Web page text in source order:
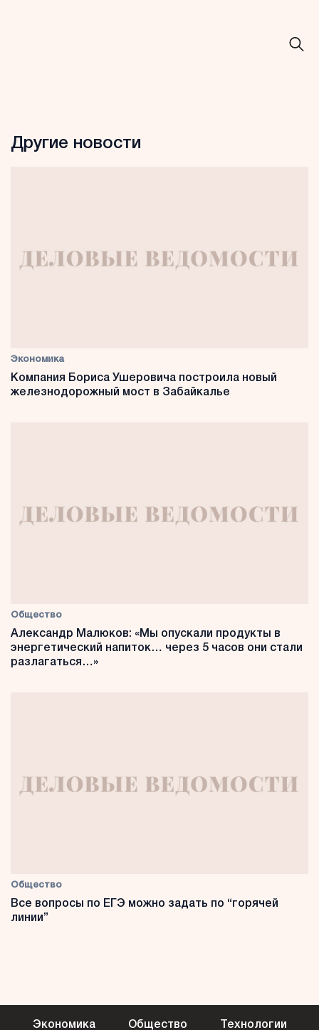
Другие новости
Экономика
Компания Бориса Ушеровича построила новый
железнодорожный мост в Забайкалье
Общество
Александр Малюков: «Мы опускали продукты в
энергетический напиток… через 5 часов они стали
разлагаться…»
Общество
Все вопросы по ЕГЭ можно задать по “горячей
линии”
Экономика Общество Технологии